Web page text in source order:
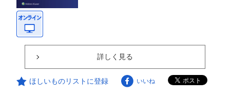
詳しく見る
ほしいものリストに登録 いいね